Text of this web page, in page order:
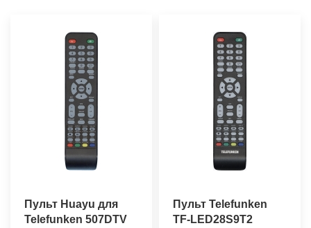
Пульт Huayu для
Telefunken 507DTV
Пульт Telefunken
TF-LED28S9T2